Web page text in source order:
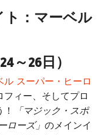
ト：マーベル
～26日）
ル スーパー・ヒーロ
ィー、そしてプロ
「マジック・スポ
ローズ」のメインイ